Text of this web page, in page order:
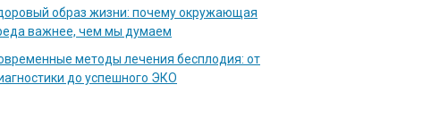
образ жизни: почему окружающая
важнее, чем мы думаем
методы лечения бесплодия: от
до успешного ЭКО